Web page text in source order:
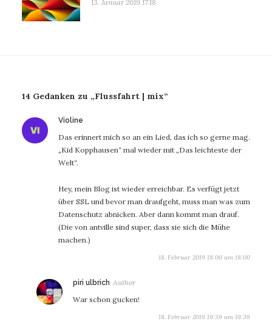
13. Januar 2019 17:18
14 Gedanken zu „Flussfahrt | mix“
Violine
Das erinnert mich so an ein Lied, das ich so gerne mag.
„Kid Kopphausen“ mal wieder mit „Das leichteste der
Welt“.
Hey, mein Blog ist wieder erreichbar. Es verfügt jetzt
über SSL und bevor man draufgeht, muss man was zum
Datenschutz abnicken. Aber dann kommt man drauf.
(Die von antville sind super, dass sie sich die Mühe
machen.)
18. Februar 2019 18:00 um 18:00
piri ulbrich sagt:
War schon gucken!
18. Februar 2019 19:39 um 19:39